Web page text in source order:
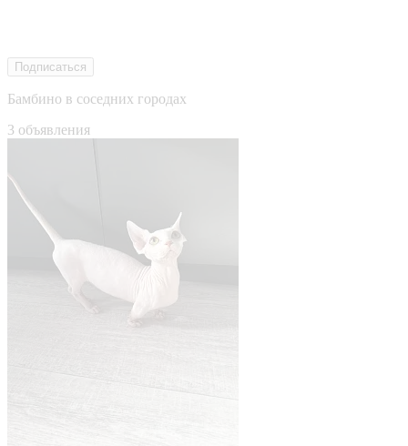
Подписаться
Бамбино в соседних городах
3 объявления